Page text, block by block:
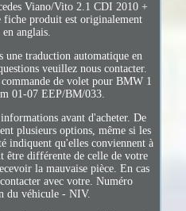
Viano/Vito 2.1 CDI 2010 +
produit est originalement
en anglais.
une traduction automatique en
veuillez nous contacter.
de volet pour BMW 1
01-07 EEP/BM/033.
avant d'acheter. De
plusieurs options, même si les
indiquent qu'elles conviennent à
être différente de celle de votre
la mauvaise pièce. En cas
avec votre. Numéro
du véhicule - NIV.